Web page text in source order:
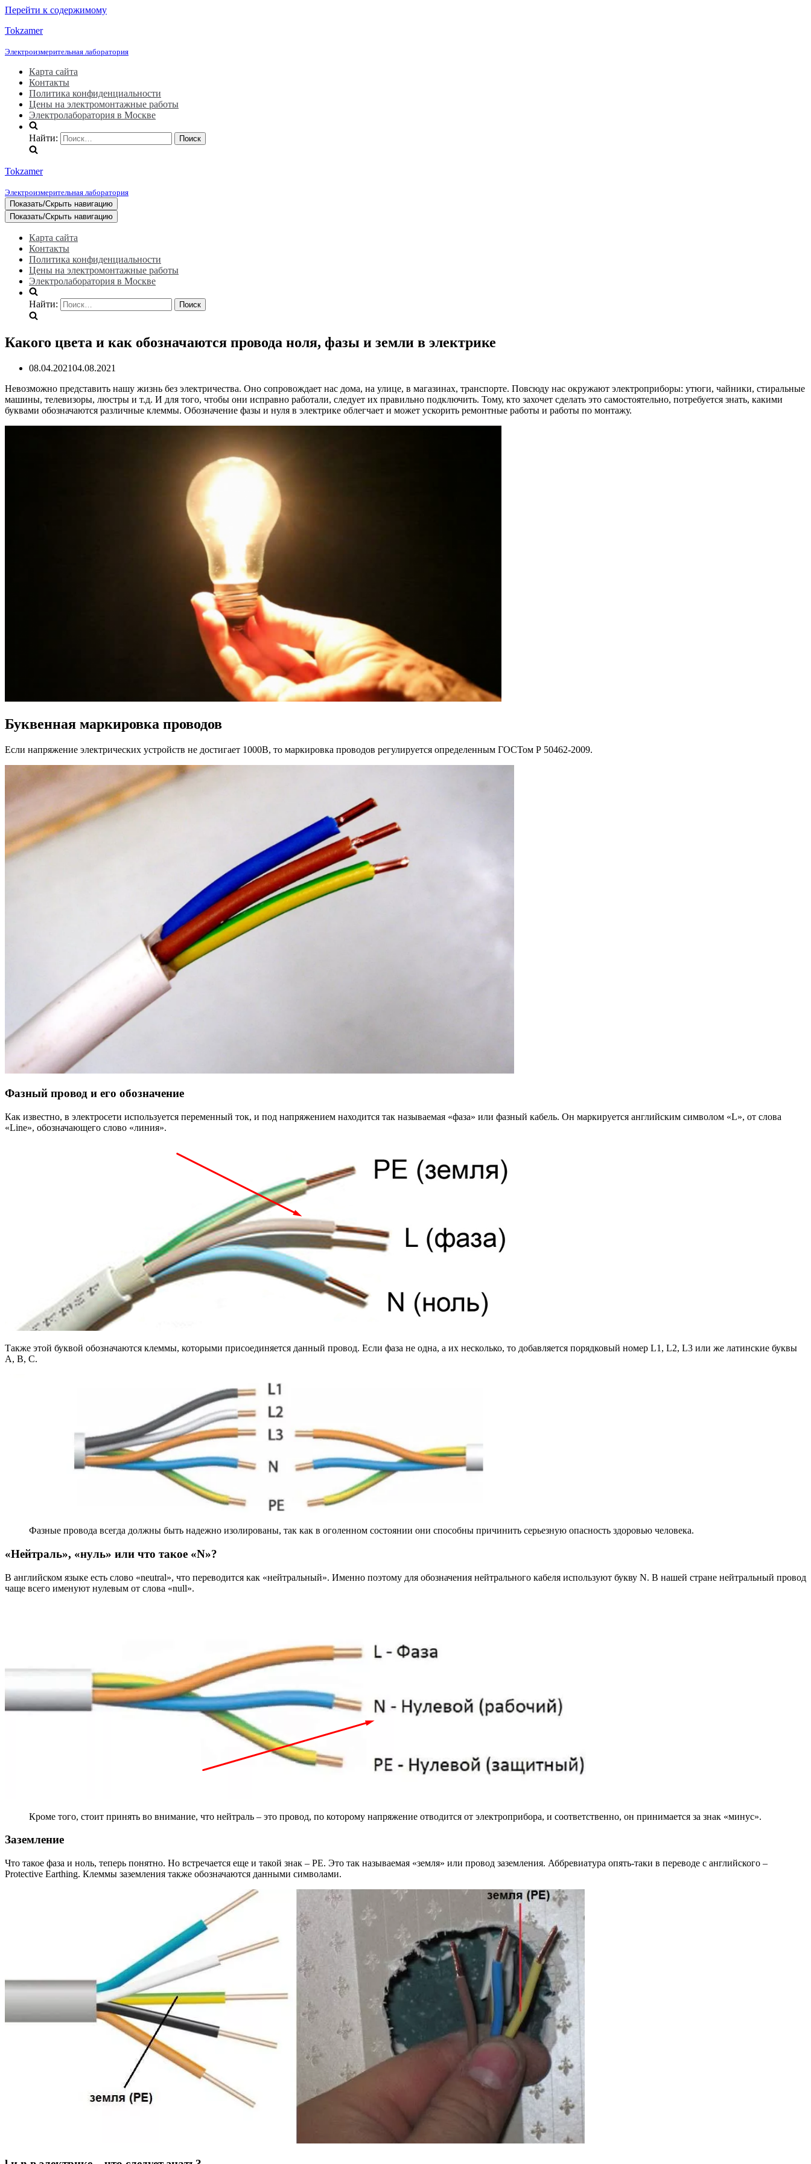
Перейти к содержимому
Tokzamer
Электроизмерительная лаборатория
Карта сайта
Контакты
Политика конфиденциальности
Цены на электромонтажные работы
Электролаборатория в Москве
Найти:
Tokzamer
Электроизмерительная лаборатория
Показать/Скрыть навигацию
Показать/Скрыть навигацию
Карта сайта
Контакты
Политика конфиденциальности
Цены на электромонтажные работы
Электролаборатория в Москве
Найти:
Какого цвета и как обозначаются провода ноля, фазы и земли в электрике
08.04.202104.08.2021
Невозможно представить нашу жизнь без электричества. Оно сопровождает нас дома, на улице, в магазинах, транспорте. Повсюду нас окружают электроприборы: утюги, чайники, стиральные
машины, телевизоры, люстры и т.д. И для того, чтобы они исправно работали, следует их правильно подключить. Тому, кто захочет сделать это самостоятельно, потребуется знать, какими
буквами обозначаются различные клеммы. Обозначение фазы и нуля в электрике облегчает и может ускорить ремонтные работы и работы по монтажу.
Буквенная маркировка проводов
Если напряжение электрических устройств не достигает 1000В, то маркировка проводов регулируется определенным ГОСТом Р 50462-2009.
Фазный провод и его обозначение
Как известно, в электросети используется переменный ток, и под напряжением находится так называемая «фаза» или фазный кабель. Он маркируется английским символом «L», от слова
«Line», обозначающего слово «линия».
Также этой буквой обозначаются клеммы, которыми присоединяется данный провод. Если фаза не одна, а их несколько, то добавляется порядковый номер L1, L2, L3 или же латинские буквы
А, В, С.
Фазные провода всегда должны быть надежно изолированы, так как в оголенном состоянии они способны причинить серьезную опасность здоровью человека.
«Нейтраль», «нуль» или что такое «N»?
В английском языке есть слово «neutral», что переводится как «нейтральный». Именно поэтому для обозначения нейтрального кабеля используют букву N. В нашей стране нейтральный провод
чаще всего именуют нулевым от слова «null».
Кроме того, стоит принять во внимание, что нейтраль – это провод, по которому напряжение отводится от электроприбора, и соответственно, он принимается за знак «минус».
Заземление
Что такое фаза и ноль, теперь понятно. Но встречается еще и такой знак – РЕ. Это так называемая «земля» или провод заземления. Аббревиатура опять-таки в переводе с английского –
Protective Earthing. Клеммы заземления также обозначаются данными символами.